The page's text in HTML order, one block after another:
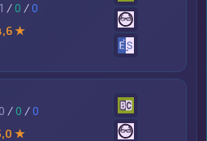
1 / 0 /0
★
0 / 0 /0
★